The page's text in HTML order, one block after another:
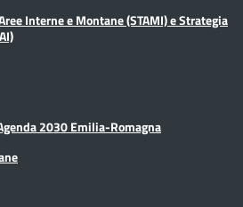
Interne e Montane (STAMI) e Strategia
2030 Emilia-Romagna